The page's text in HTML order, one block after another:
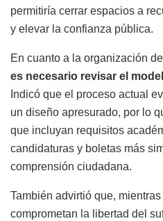
permitiría cerrar espacios a
y elevar la confianza pública.
En cuanto a la organización
es necesario revisar el
Indicó que el proceso actual
un diseño apresurado, por lo
que incluyan requisitos
candidaturas y boletas más
comprensión ciudadana.
También advirtió que,
comprometan la libertad del